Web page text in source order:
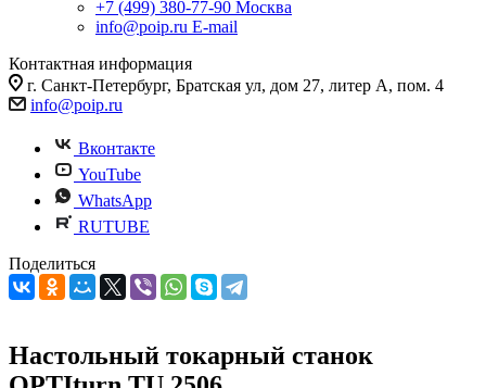
+7 (499) 380-77-90 Москва
info@poip.ru E-mail
Контактная информация
г. Санкт-Петербург, Братская ул, дом 27, литер А, пом. 4
info@poip.ru
Вконтакте
YouTube
WhatsApp
RUTUBE
Поделиться
Настольный токарный станок